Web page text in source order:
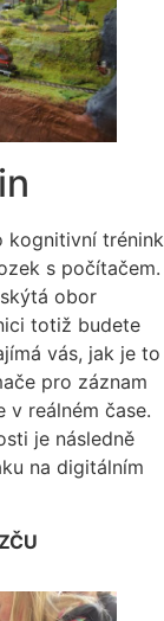
kognitivní trénink
s počítačem.
obor
totiž budete
vás, jak je to
pro záznam
reálném čase.
je následně
na digitálním